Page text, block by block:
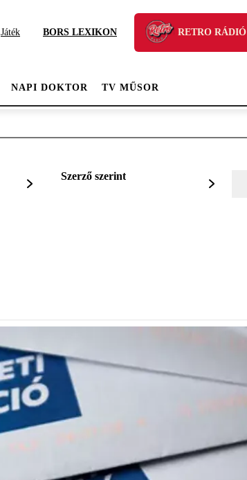
Játék BORS LEXIKON RETRO RÁDIÓ
NAPI DOKTOR TV MŰSOR
Szerző szerint